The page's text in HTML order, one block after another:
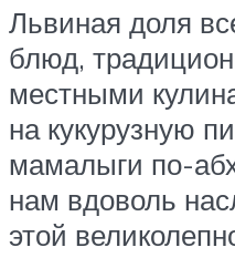
Львиная доля
блюд,
местными
на кукурузную
мамалыги по-
нам вдоволь
этой